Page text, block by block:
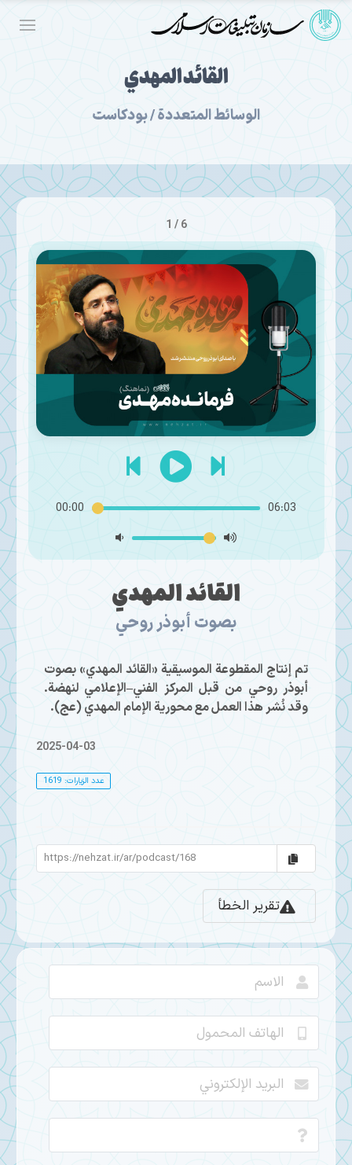
القائد المهدي
الوسائط المتعددة / بودكاست
1 / 6
00:00 06:03
القائد المهدي
بصوت أبوذر روحي
تم إنتاج المقطوعة الموسيقية «القائد المهدي» بصوت
أبوذر روحي من قبل المركز الفني–الإعلامي لنهضة.
وقد نُشر هذا العمل مع محورية الإمام المهدي (عج).
2025-04-03
عدد الزيارات: 1619
تقرير الخطأ